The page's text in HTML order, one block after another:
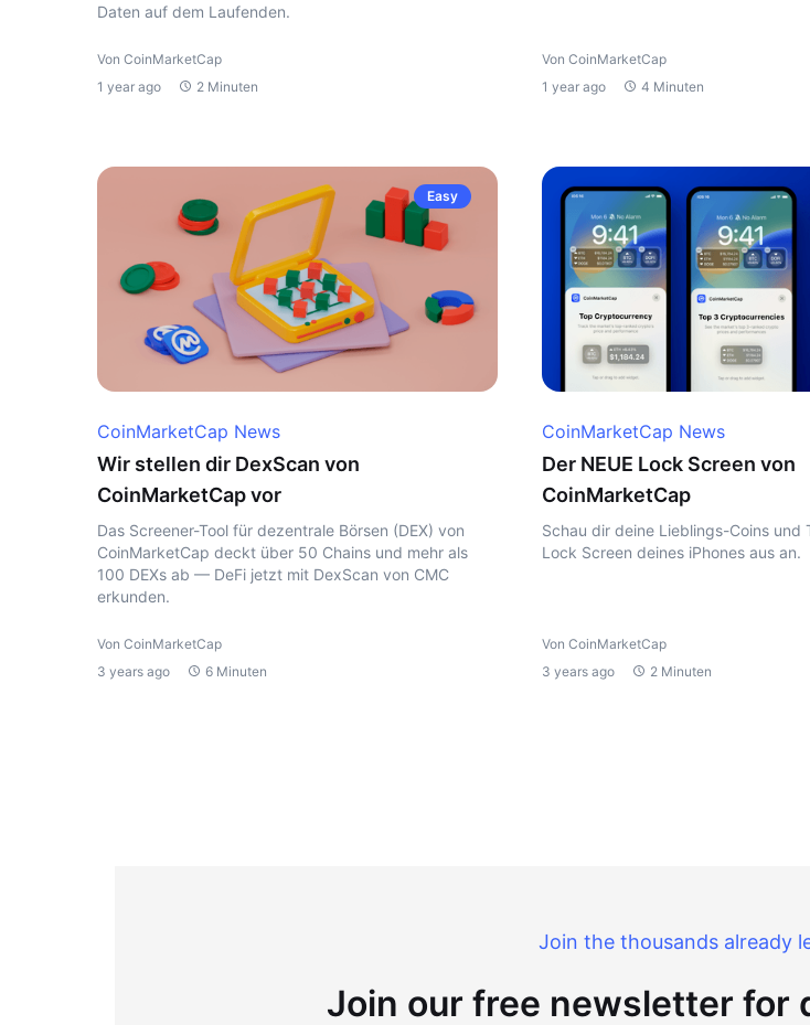
Daten auf dem Laufenden.
Von CoinMarketCap
1 year ago
2 Minuten
Von CoinMarketCap
1 year ago
4 Minuten
Easy
CoinMarketCap News
Wir stellen dir DexScan von
CoinMarketCap vor
Das Screener-Tool für dezentrale Börsen (DEX) von
CoinMarketCap deckt über 50 Chains und mehr als
100 DEXs ab — DeFi jetzt mit DexScan von CMC
erkunden.
Von CoinMarketCap
3 years ago
6 Minuten
CoinMarketCap News
Der NEUE Lock Screen von
CoinMarketCap
Schau dir deine Lieblings-Coins und
Lock Screen deines iPhones aus an.
Von CoinMarketCap
3 years ago
2 Minuten
Join the thousands already
Join our free newsletter for